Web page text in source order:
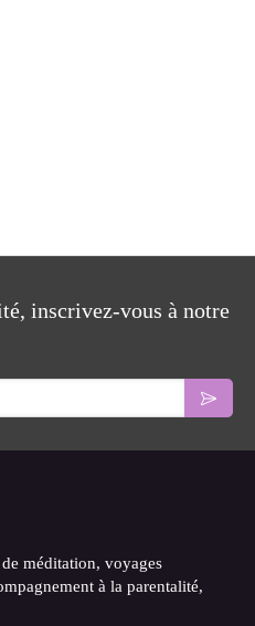
inscrivez-vous à notre
méditation, voyages
à la parentalité,